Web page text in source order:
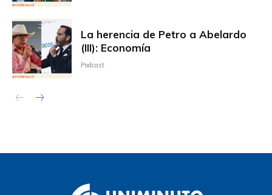
La herencia de Petro a Abelardo
(III): Economía
Podcast